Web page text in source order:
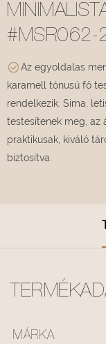
#MSR062-
Az egyoldalas
karamell tónusú fő
rendelkezik. Sima,
testesítenek meg, az
praktikusak, kiváló
biztosítva.
MÁRKA